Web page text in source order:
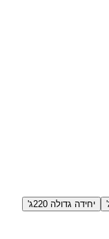
יחידה גדולה 220ג'